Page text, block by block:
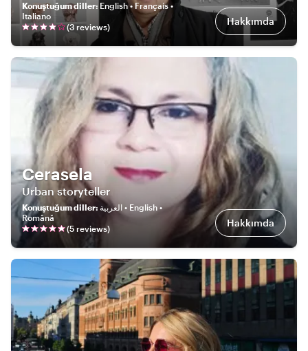
Konuştuğum diller: English • Français •
Italiano
(3reviews) Hakkımda
Cerasela
Urban storyteller
Konuştuğum diller: العربية • English •
Română
(5 reviews) Hakkımda